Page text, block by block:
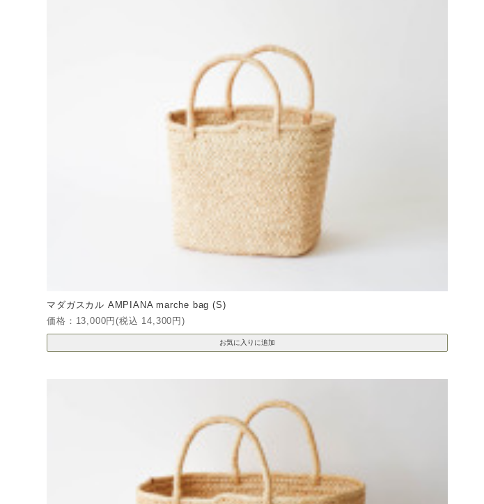
マダガスカル AMPIANA marche bag (S)
価格：13,000円(税込 14,300円)